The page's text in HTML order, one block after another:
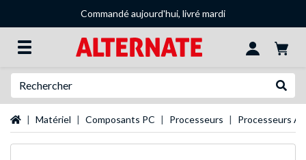
Commandé aujourd'hui, livré mardi
Page d'accueil
Matériel Composants PC Processeurs Processeurs